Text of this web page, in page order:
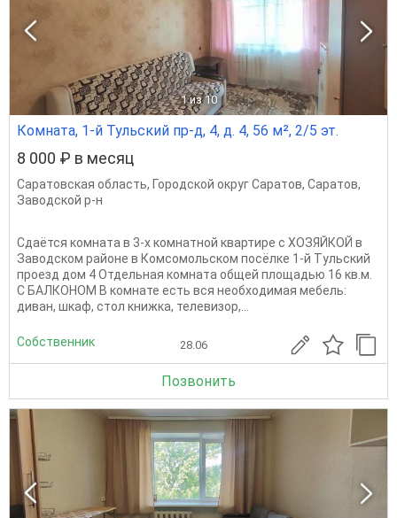
1 из 10
Комната, 1-й Тульский пр-д, 4, д. 4, 56 м², 2/5 эт.
8 000 ₽ в месяц
Саратовская область, Городской округ Саратов, Саратов,
Заводской р-н
Сдаётся комната в 3-х комнатной квартире с ХОЗЯЙКОЙ в
Заводском районе в Комсомольском посёлке 1-й Тульский
проезд дом 4 Отдельная комната общей площадью 16 кв.м.
С БАЛКОНОМ В комнате есть вся необходимая мебель:
диван, шкаф, стол книжка, телевизор,...
Собственник 28.06
Позвонить